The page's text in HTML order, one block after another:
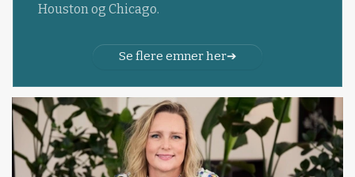
Houston og Chicago.
Se flere emner her